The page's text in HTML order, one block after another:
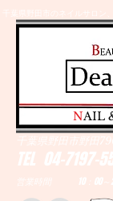
千葉県野田市のネイルサロン
TEL 04-7197-
営業時間 10：00～
千葉県野田市野田
​NAIL